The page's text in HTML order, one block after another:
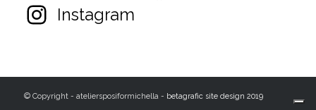
Instagram
© Copyright - ateliersposiformichella - betagrafic site design 2019